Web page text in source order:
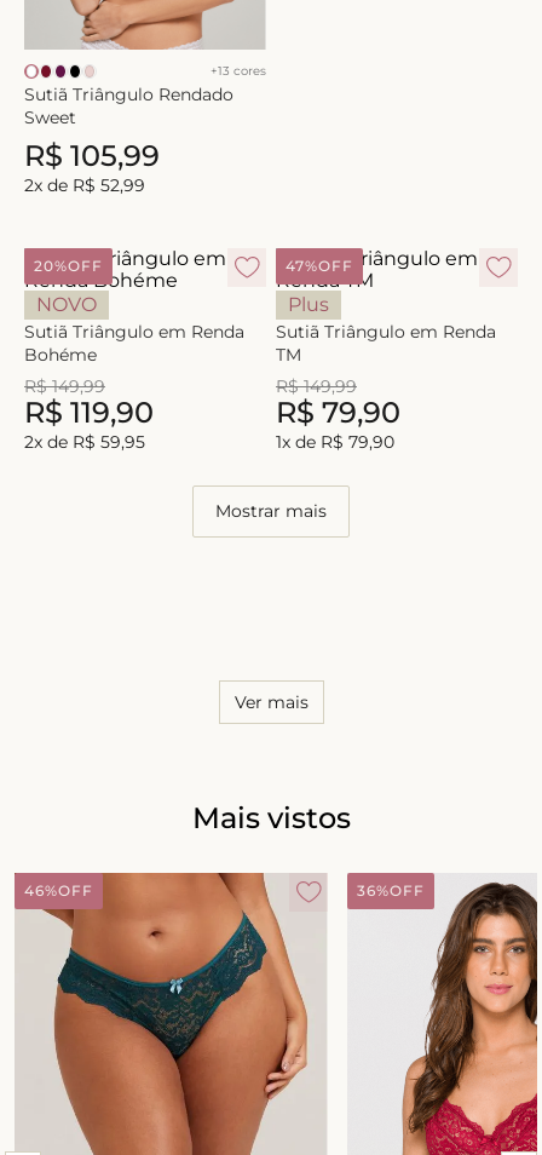
+13 cores
Sutiã Triângulo Rendado
Sweet
R$ 105,99
2x de R$ 52,99
20%OFF
NOVO
Sutiã Triângulo em Renda
Bohéme
R$ 149,99
R$ 119,90
2x de R$ 59,95
47%OFF
Plus
Sutiã Triângulo em Renda
TM
R$ 149,99
R$ 79,90
1x de R$ 79,90
Mostrar mais
Ver mais
Mais vistos
46%OFF 36%OFF